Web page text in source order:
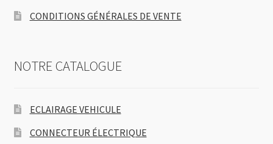
CONDITIONS GÉNÉRALES DE VENTE
NOTRE CATALOGUE
ECLAIRAGE VEHICULE
CONNECTEUR ÉLECTRIQUE